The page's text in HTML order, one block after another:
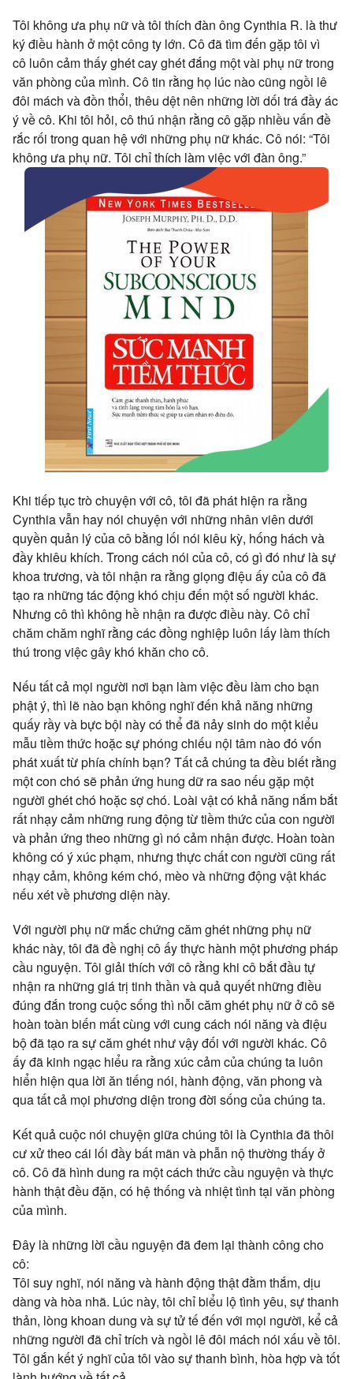
Tôi không ưa phụ nữ và tôi thích đàn ông Cynthia R. là thư
ký điều hành ở một công ty lớn. Cô đã tìm đến gặp tôi vì
cô luôn cảm thấy ghét cay ghét đắng một vài phụ nữ trong
văn phòng của mình. Cô tin rằng họ lúc nào cũng ngồi lê
đôi mách và đồn thổi, thêu dệt nên những lời dối trá đầy ác
ý về cô. Khi tôi hỏi, cô thú nhận rằng cô gặp nhiều vấn đề
rắc rối trong quan hệ với những phụ nữ khác. Cô nói: “Tôi
không ưa phụ nữ. Tôi chỉ thích làm việc với đàn ông.”
Khi tiếp tục trò chuyện với cô, tôi đã phát hiện ra rằng
Cynthia vẫn hay nói chuyện với những nhân viên dưới
quyền quản lý của cô bằng lối nói kiêu kỳ, hống hách và
đầy khiêu khích. Trong cách nói của cô, có gì đó như là sự
khoa trương, và tôi nhận ra rằng giọng điệu ấy của cô đã
tạo ra những tác động khó chịu đến một số người khác.
Nhưng cô thì không hề nhận ra được điều này. Cô chỉ
chăm chăm nghĩ rằng các đồng nghiệp luôn lấy làm thích
thú trong việc gây khó khăn cho cô.
Nếu tất cả mọi người nơi bạn làm việc đều làm cho bạn
phật ý, thì lẽ nào bạn không nghĩ đến khả năng những
quấy rầy và bực bội này có thể đã nảy sinh do một kiểu
mẫu tiềm thức hoặc sự phóng chiếu nội tâm nào đó vốn
phát xuất từ phía chính bạn? Tất cả chúng ta đều biết rằng
một con chó sẽ phản ứng hung dữ ra sao nếu gặp một
người ghét chó hoặc sợ chó. Loài vật có khả năng nắm bắt
rất nhạy cảm những rung động từ tiềm thức của con người
và phản ứng theo những gì nó cảm nhận được. Hoàn toàn
không có ý xúc phạm, nhưng thực chất con người cũng rất
nhạy cảm, không kém chó, mèo và những động vật khác
nếu xét về phương diện này.
Với người phụ nữ mắc chứng căm ghét những phụ nữ
khác này, tôi đã đề nghị cô ấy thực hành một phương pháp
cầu nguyện. Tôi giải thích với cô rằng khi cô bắt đầu tự
nhận ra những giá trị tinh thần và quả quyết những điều
đúng đắn trong cuộc sống thì nỗi căm ghét phụ nữ ở cô sẽ
hoàn toàn biến mất cùng với cung cách nói năng và điệu
bộ đã tạo ra sự căm ghét như vậy đối với người khác. Cô
ấy đã kinh ngạc hiểu ra rằng xúc cảm của chúng ta luôn
hiển hiện qua lời ăn tiếng nói, hành động, văn phong và
qua tất cả mọi phương diện trong đời sống của chúng ta.
Kết quả cuộc nói chuyện giữa chúng tôi là Cynthia đã thôi
cư xử theo cái lối đầy bất mãn và phẫn nộ thường thấy ở
cô. Cô đã hình dung ra một cách thức cầu nguyện và thực
hành thật đều đặn, có hệ thống và nhiệt tình tại văn phòng
của mình.
Đây là những lời cầu nguyện đã đem lại thành công cho
cô:
Tôi suy nghĩ, nói năng và hành động thật đằm thắm, dịu
dàng và hòa nhã. Lúc này, tôi chỉ biểu lộ tình yêu, sự thanh
thản, lòng khoan dung và sự tử tế đến với mọi người, kể cả
những người đã chỉ trích và ngồi lê đôi mách nói xấu về tôi.
Tôi gắn kết ý nghĩ của tôi vào sự thanh bình, hòa hợp và tốt